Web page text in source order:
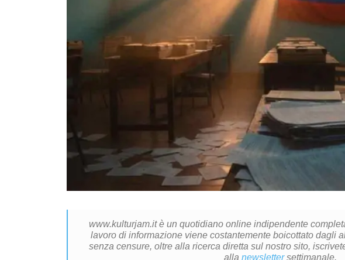
www.kulturjam.it è un quotidiano online indipendente
lavoro di informazione viene costantemente boicottato dagli
senza censure, oltre alla ricerca diretta sul nostro sito,
allanewslettersettimanale.